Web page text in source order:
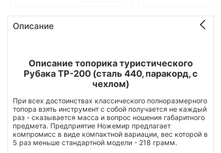
Описание
Описание топорика туристического
Рубака ТР-200 (сталь 440, паракорд, с
чехлом)
При всех достоинствах классического полноразмерного
топора взять инструмент с собой получается не каждый
раз - сказывается масса и вопрос ношения габаритного
предмета. Предприятие Ножемир предлагает
компромисс в виде компактной вариации, вес которой в
5 раз меньше стандартной модели - 218 грамм.